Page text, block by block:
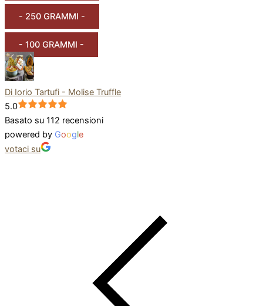
- 250 GRAMMI -
- 100 GRAMMI -
Di Iorio Tartufi - Molise Truffle
5.0
Basato su 112 recensioni
powered by Google
votaci su